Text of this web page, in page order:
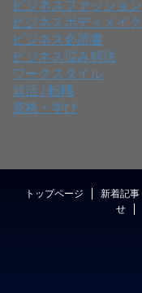
ビジネスファッション
ビジネスボディメイク
ビジネス必読書
ビジネス悩み解決
ワークスタイル
就活 / 転職
資格・学び
トップページ 新着記事
せ